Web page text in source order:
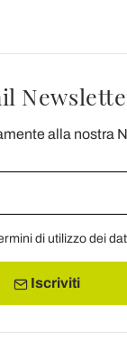
alla nostra
di utilizzo dei
Iscriviti